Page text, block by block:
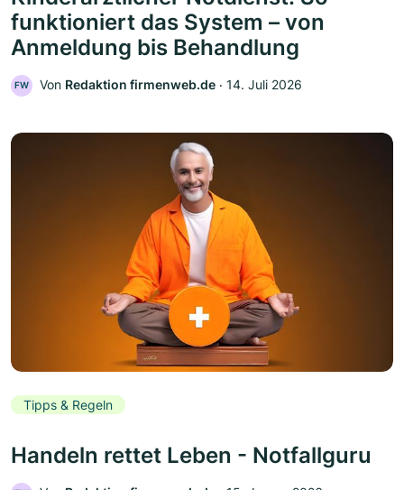
funktioniert das System – von
Anmeldung bis Behandlung
FW Von Redaktion firmenweb.de ‧ 14. Juli 2026
Tipps & Regeln
Handeln rettet Leben - Notfallguru